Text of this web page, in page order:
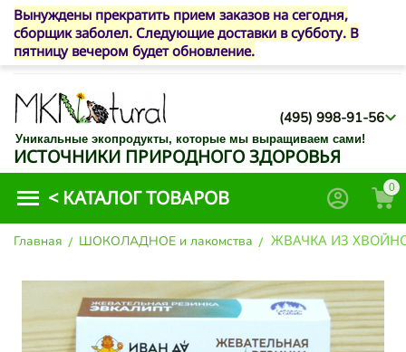
Вынуждены прекратить прием заказов на сегодня,
сборщик заболел. Следующие доставки в субботу. В
пятницу вечером будет обновление.
(495) 998-91-56
Уникальные экопродукты, которые мы выращиваем сами!
ИСТОЧНИКИ ПРИРОДНОГО ЗДОРОВЬЯ
< КАТАЛОГ ТОВАРОВ 0
Главная / ШОКОЛАДНОЕ и лакомства / ЖВАЧКА ИЗ